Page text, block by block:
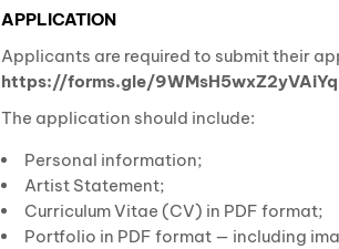
APPLICATION
Applicants are required to submit their
https://forms.gle/
The application should include:
Personal information;
Artist Statement;
Curriculum Vitae (CV) in PDF format;
Portfolio in PDF format — including